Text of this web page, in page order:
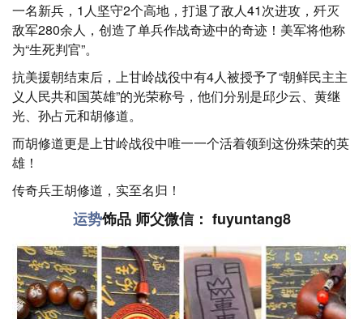
一名新兵，1人坚守2个高地，打退了敌人41次进攻，歼灭
敌军280余人，创造了单兵作战奇迹中的奇迹！美军将他称
为“生死判官”。
抗美援朝结束后，上甘岭战役中有4人被授予了“朝鲜民主主
义人民共和国英雄”的光荣称号，他们分别是邱少云、黄继
光、孙占元和胡修道。
而胡修道更是上甘岭战役中唯一一个活着领到这份殊荣的英
雄！
传奇兵王胡修道，实至名归！
运势饰品 师父微信： fuyuntang8